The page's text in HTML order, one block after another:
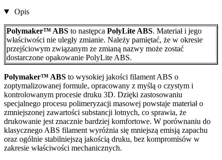
Opis
Polymaker™ ABS to następca PolyLite ABS. Materiał i jego
właściwości nie uległy zmianie. Należy pamiętać, że w okresie
przejściowym związanym ze zmianą nazwy może zostać
dostarczone opakowanie PolyLite ABS.
Polymaker™ ABS to wysokiej jakości filament ABS o
zoptymalizowanej formule, opracowany z myślą o czystym i
kontrolowanym procesie druku 3D. Dzięki zastosowaniu
specjalnego procesu polimeryzacji masowej powstaje materiał o
zmniejszonej zawartości substancji lotnych, co sprawia, że
drukowanie jest znacznie bardziej komfortowe. W porównaniu do
klasycznego ABS filament wyróżnia się mniejszą emisją zapachu
oraz ogólnie stabilniejszą jakością druku, bez kompromisów w
zakresie właściwości mechanicznych.